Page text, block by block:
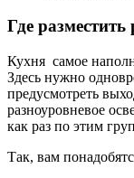
Где разместить
Кухня самое
Здесь нужно
предусмотреть
разноуровневое
как раз по этим
Так, вам